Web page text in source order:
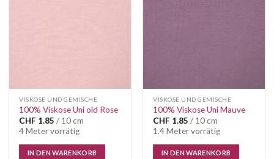
VISKOSE UND GEMISCHE
100% Viskose Uni old Rose
CHF 1.85 / 10 cm
4 Meter vorrätig
IN DEN WARENKORB
VISKOSE UND GEMISCHE
100% Viskose Uni Mauve
CHF 1.85 / 10 cm
1.4 Meter vorrätig
IN DEN WARENKORB